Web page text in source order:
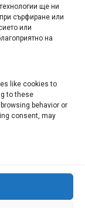
ще ни
сърфиране или
или
на
like cookies to
to these
behavior or
consent, may